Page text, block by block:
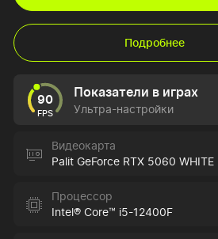
Подробнее
90
FPS
Показатели в играх
Ультра-настройки
Видеокарта
Palit GeForce RTX 5060 WHITE
Процессор
Intel® Core™ i5-12400F